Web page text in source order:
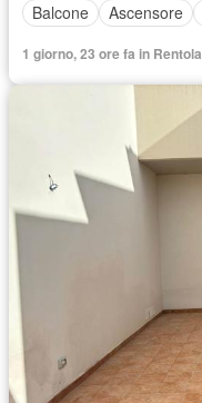
Balcone
Ascensore
1 giorno, 23 ore fa in Rentola